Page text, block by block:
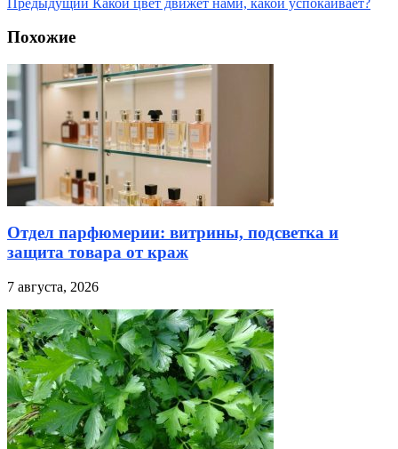
Похожие
Отдел парфюмерии: витрины, подсветка и
защита товара от краж
7 августа, 2026